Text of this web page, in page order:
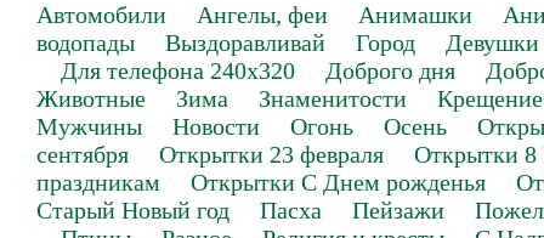
Автомобили Ангелы, феи Анимашки
водопады
Выздоравливай Город
Девушки
Для телефона 240х320
Доброго дня
Животные
Зима Знаменитости
Крещение
Мужчины
Новости Огонь Осень
сентября
Открытки 23 февраля
Открытки 8
праздникам
Открытки С Днем рожденья
Старый Новый год
Пасха Пейзажи